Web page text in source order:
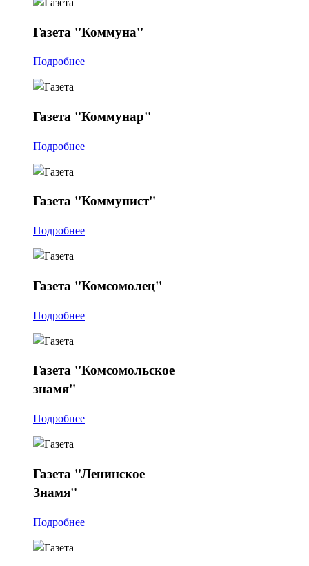
Газета "Коммуна"
Подробнее
Газета "Коммунар"
Подробнее
Газета "Коммунист"
Подробнее
Газета "Комсомолец"
Подробнее
Газета "Комсомольское
знамя"
Подробнее
Газета "Ленинское
Знамя"
Подробнее